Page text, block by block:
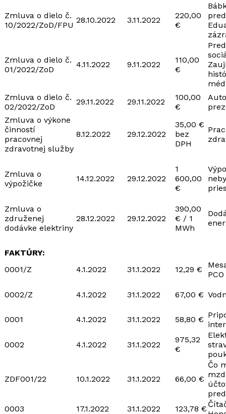
Zmluva o dielo č.
10/2022/ZoD/FPU
28.10.2022 3.11.2022
220,00
€
Zmluva o dielo č.
01/2022/ZoD
4.11.2022 9.11.2022
110,00
€
Zmluva o dielo č.
02/2022/ZoD
29.11.2022 29.11.2022
100,00
€
Zmluva o výkone
činností
pracovnej
zdravotnej služby
8.12.2022 29.12.2022
35,00 €
bez
DPH
Zmluva o
výpožičke
14.12.2022 29.12.2022
1
600,00
€
Zmluva o
združenej
dodávke elektriny
28.12.2022 29.12.2022
390,00
€ / 1
MWh
FAKTÚRY:
0001/Z
4.1.2022 31.1.2022 12,29 €
PCO
0002/Z 4.1.2022 31.1.2022 67,00 €
0001 4.1.2022 31.1.2022 58,80 €
0002 4.1.2022 31.1.2022
975,32
€
ZDF001/22 10.1.2022 31.1.2022 66,00 €
Čo
0003
17.1.2022 31.1.2022 123,78 €